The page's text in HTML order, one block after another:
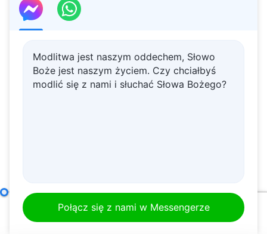
Modlitwa jest naszym oddechem, Słowo
Boże jest naszym życiem. Czy chciałbyś
modlić się z nami i słuchać Słowa Bożego?
Połącz się z nami w Messengerze
Jak dążyć do prawdy (10)Część druga